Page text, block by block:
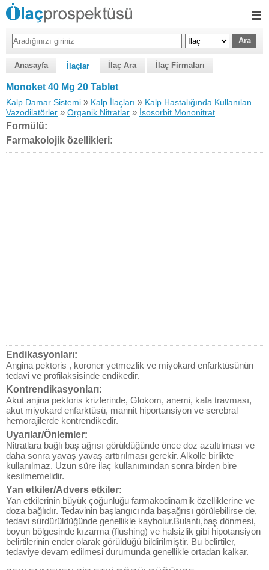
Anasayfa İlaçlar İlaç Ara İlaç Firmaları
Monoket 40 Mg 20 Tablet
Kalp Damar Sistemi » Kalp İlaçları » Kalp Hastalığında Kullanılan
Vazodilatörler » Organik Nitratlar » İsosorbit Mononitrat
Formülü:
Farmakolojik özellikleri:
Endikasyonları:
Angina pektoris , koroner yetmezlik ve miyokard enfarktüsünün
tedavi ve profilaksisinde endikedir.
Kontrendikasyonları:
Akut anjina pektoris krizlerinde, Glokom, anemi, kafa travması,
akut miyokard enfarktüsü, mannit hiportansiyon ve serebral
hemorajilerde kontrendikedir.
Uyarılar/Önlemler:
Nitratlara bağlı baş ağrısı görüldüğünde önce doz azaltılması ve
daha sonra yavaş yavaş arttırılması gerekir. Alkolle birlikte
kullanılmaz. Uzun süre ilaç kullanımından sonra birden bire
kesilmemelidir.
Yan etkiler/Advers etkiler:
Yan etkilerinin büyük çoğunluğu farmakodinamik özelliklerine ve
doza bağlıdır. Tedavinin başlangıcında başağrısı görülebilirse de,
tedavi sürdürüldüğünde genellikle kaybolur.Bulantı,baş dönmesi,
boyun bölgesinde kızarma (flushing) ve halsizlik gibi hipotansiyon
belirtilerinin ender olarak görüldüğü bildirilmiştir. Bu belirtiler,
tedaviye devam edilmesi durumunda genellikle ortadan kalkar.